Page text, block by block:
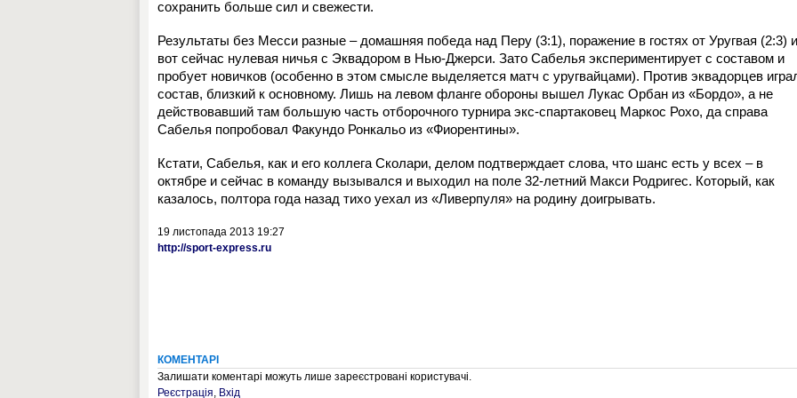
сохранить больше сил и свежести.
Результаты без Месси разные – домашняя победа над Перу (3:1), поражение в гостях от Уругвая (2:3) и
вот сейчас нулевая ничья с Эквадором в Нью-Джерси. Зато Сабелья экспериментирует с составом и
пробует новичков (особенно в этом смысле выделяется матч с уругвайцами). Против эквадорцев
состав, близкий к основному. Лишь на левом фланге обороны вышел Лукас Орбан из «Бордо», а не
действовавший там большую часть отборочного турнира экс-спартаковец Маркос Рохо, да справа
Сабелья попробовал Факундо Ронкальо из «Фиорентины».
Кстати, Сабелья, как и его коллега Сколари, делом подтверждает слова, что шанс есть у всех – в
октябре и сейчас в команду вызывался и выходил на поле 32-летний Макси Родригес. Который, как
казалось, полтора года назад тихо уехал из «Ливерпуля» на родину доигрывать.
19 листопада 2013 19:27
http://sport-express.ru
КОМЕНТАРІ
Залишати коментарі можуть лише зареєстровані користувачі.
Реєстрація, Вхід